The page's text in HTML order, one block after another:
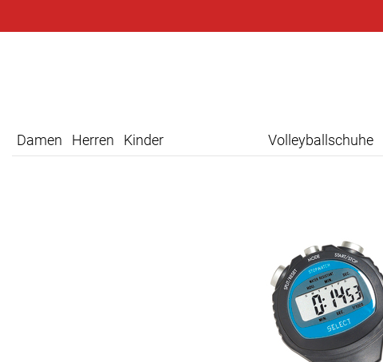
Damen Herren Kinder Volleyballschuhe